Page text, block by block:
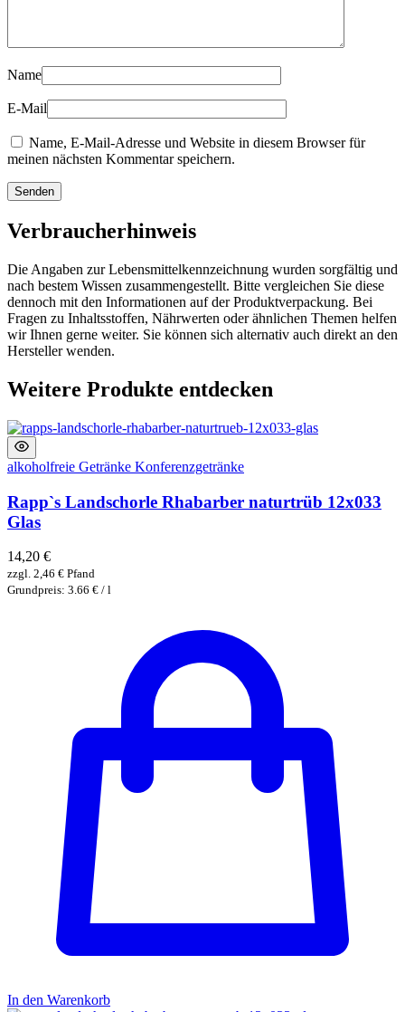
Name
E-Mail
Name, E-Mail-Adresse und Website in diesem Browser für
meinen nächsten Kommentar speichern.
Verbraucherhinweis
Die Angaben zur Lebensmittelkennzeichnung wurden sorgfältig und
nach bestem Wissen zusammengestellt. Bitte vergleichen Sie diese
dennoch mit den Informationen auf der Produktverpackung. Bei
Fragen zu Inhaltsstoffen, Nährwerten oder ähnlichen Themen helfen
wir Ihnen gerne weiter. Sie können sich alternativ auch direkt an den
Hersteller wenden.
Weitere Produkte entdecken
alkoholfreie Getränke Konferenzgetränke
Rapp`s Landschorle Rhabarber naturtrüb 12x033
Glas
14,20 €
zzgl. 2,46 € Pfand
Grundpreis: 3.66 € / l
In den Warenkorb